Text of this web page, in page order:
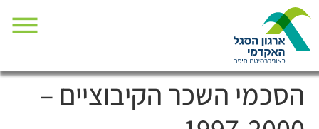
הסכמי השכר הקיבוציים –